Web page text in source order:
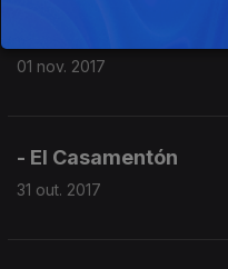
01 nov. 2017
- El Casamentón
31 out. 2017